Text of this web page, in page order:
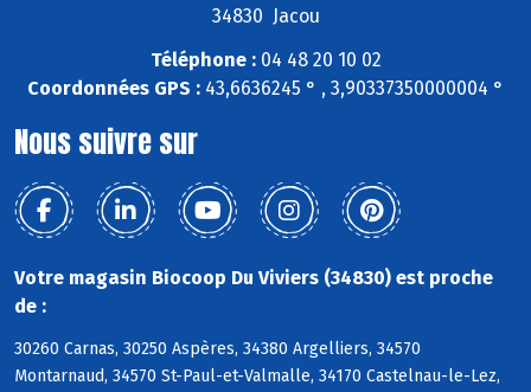
34830 Jacou
Téléphone :04 48 20 10 02
Coordonnées GPS : 43,6636245 ° , 3,90337350000004 °
Nous suivre sur
Votre magasin Biocoop Du Viviers (34830) est proche
de :
30260 Carnas, 30250 Aspères, 34380 Argelliers, 34570
Montarnaud, 34570 St-Paul-et-Valmalle, 34170 Castelnau-le-Lez,